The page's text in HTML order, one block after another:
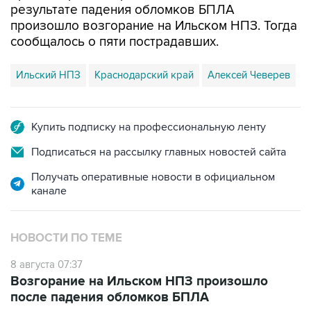
результате падения обломков БПЛА
произошло возгорание на Ильском НПЗ. Тогда
сообщалось о пяти пострадавших.
Ильский НПЗ Краснодарский край Алексей Чеверев
Купить подписку на профессиональную ленту
Подписаться на рассылку главных новостей сайта
Получать оперативные новости в официальном
канале
НОВОСТИ ПО ТЕМЕ
8 августа 07:37
Возгорание на Ильском НПЗ произошло
после падения обломков БПЛА